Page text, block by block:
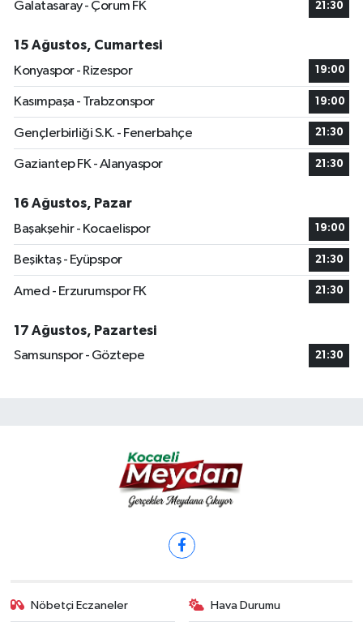
Galatasaray - Çorum FK
21:30
15 Ağustos, Cumartesi
Konyaspor - Rizespor
19:00
Kasımpaşa - Trabzonspor 19:00
Gençlerbirliği S.K. - Fenerbahçe 21:30
Gaziantep FK - Alanyaspor 21:30
16 Ağustos, Pazar
Başakşehir - Kocaelispor
19:00
Beşiktaş - Eyüpspor 21:30
Amed - Erzurumspor FK 21:30
17 Ağustos, Pazartesi
Samsunspor - Göztepe
21:30
Nöbetçi Eczaneler Hava Durumu